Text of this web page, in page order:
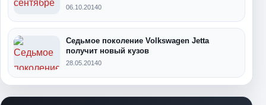
06.10.20140
Седьмое поколение Volkswagen Jetta
получит новый кузов
28.05.20140